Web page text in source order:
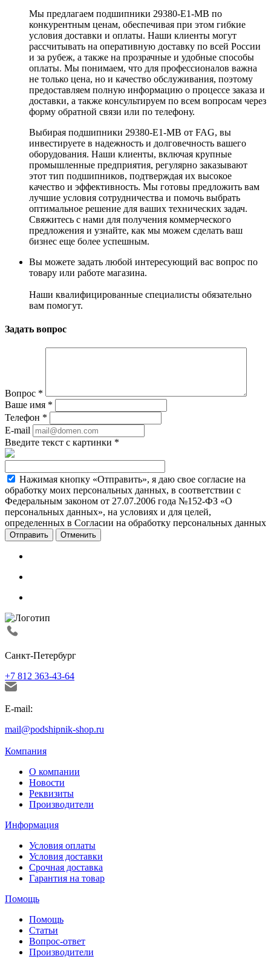
Мы предлагаем подшипники 29380-E1-MB по
конкурентным ценам, обеспечивая при этом гибкие
условия доставки и оплаты. Наши клиенты могут
рассчитывать на оперативную доставку по всей России
и за рубеж, а также на прозрачные и удобные способы
оплаты. Мы понимаем, что для профессионалов важна
не только цена, но и качество обслуживания, поэтому
предоставляем полную информацию о процессе заказа и
доставки, а также консультируем по всем вопросам через
форму обратной связи или по телефону.
Выбирая подшипники 29380-E1-MB от FAG, вы
инвестируете в надежность и долговечность вашего
оборудования. Наши клиенты, включая крупные
промышленные предприятия, регулярно заказывают
этот тип подшипников, подтверждая их высокое
качество и эффективность. Мы готовы предложить вам
лучшие условия сотрудничества и помочь выбрать
оптимальное решение для ваших технических задач.
Свяжитесь с нами для получения коммерческого
предложения и узнайте, как мы можем сделать ваш
бизнес еще более успешным.
Вы можете задать любой интересующий вас вопрос по
товару или работе магазина.
Наши квалифицированные специалисты обязательно
вам помогут.
Задать вопрос
Вопрос *
Ваше имя *
Телефон *
E-mail
Введите текст с картинки *
Нажимая кнопку «Отправить», я даю свое согласие на
обработку моих персональных данных, в соответствии с
Федеральным законом от 27.07.2006 года №152-ФЗ «О
персональных данных», на условиях и для целей,
определенных в Согласии на обработку персональных данных
Отменить
Санкт-Петербург
+7 812 363-43-64
E-mail:
mail@podshipnik-shop.ru
Компания
О компании
Новости
Реквизиты
Производители
Информация
Условия оплаты
Условия доставки
Срочная доставка
Гарантия на товар
Помощь
Помощь
Статьи
Вопрос-ответ
Производители